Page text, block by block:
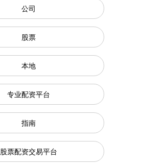
公司
股票
本地
专业配资平台
指南
股票配资交易平台